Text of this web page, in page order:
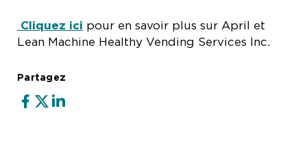
Cliquez ici pour en savoir plus sur April et
Lean Machine Healthy Vending Services Inc.
Partagez